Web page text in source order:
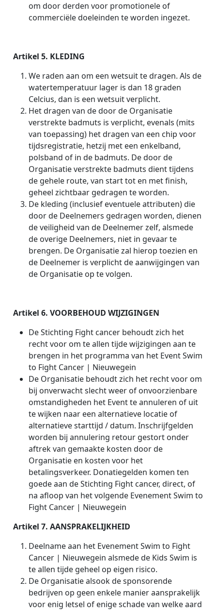
om door derden voor promotionele of
commerciële doeleinden te worden ingezet.
Artikel 5. KLEDING
We raden aan om een wetsuit te dragen. Als de
watertemperatuur lager is dan 18 graden
Celcius, dan is een wetsuit verplicht.
Het dragen van de door de Organisatie
verstrekte badmuts is verplicht, evenals (mits
van toepassing) het dragen van een chip voor
tijdsregistratie, hetzij met een enkelband,
polsband of in de badmuts. De door de
Organisatie verstrekte badmuts dient tijdens
de gehele route, van start tot en met finish,
geheel zichtbaar gedragen te worden.
De kleding (inclusief eventuele attributen) die
door de Deelnemers gedragen worden, dienen
de veiligheid van de Deelnemer zelf, alsmede
de overige Deelnemers, niet in gevaar te
brengen. De Organisatie zal hierop toezien en
de Deelnemer is verplicht de aanwijgingen van
de Organisatie op te volgen.
Artikel 6. VOORBEHOUD WIJZIGINGEN
De Stichting Fight cancer behoudt zich het
recht voor om te allen tijde wijzigingen aan te
brengen in het programma van het Event Swim
to Fight Cancer | Nieuwegein
De Organisatie behoudt zich het recht voor om
bij onverwacht slecht weer of onvoorzienbare
omstandigheden het Event te annuleren of uit
te wijken naar een alternatieve locatie of
alternatieve starttijd / datum. Inschrijfgelden
worden bij annulering retour gestort onder
aftrek van gemaakte kosten door de
Organisatie en kosten voor het
betalingsverkeer. Donatiegelden komen ten
goede aan de Stichting Fight cancer, direct, of
na afloop van het volgende Evenement Swim to
Fight Cancer | Nieuwegein
Artikel 7. AANSPRAKELIJKHEID
Deelname aan het Evenement Swim to Fight
Cancer | Nieuwegein alsmede de Kids Swim is
te allen tijde geheel op eigen risico.
De Organisatie alsook de sponsorende
bedrijven op geen enkele manier aansprakelijk
voor enig letsel of enige schade van welke aard